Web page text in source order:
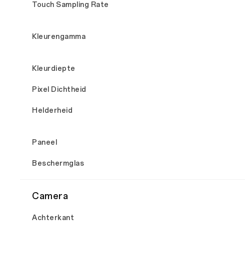
Touch Sampling Rate
Kleurengamma
Kleurdiepte
Pixel Dichtheid
Helderheid
Paneel
Beschermglas
Camera
Achterkant